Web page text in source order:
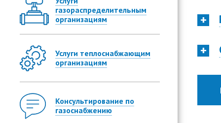
газораспределительным
организациям
Услуги теплоснабжающим
организациям
Консультирование по
газоснабжению